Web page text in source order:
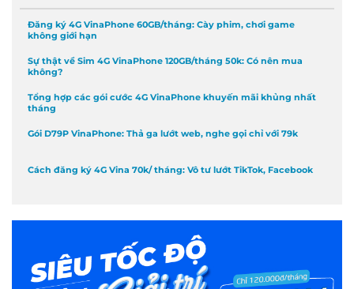
Đăng ký 4G VinaPhone 60GB/tháng: Cày phim, chơi game
không giới hạn
Sự thật về Sim 4G VinaPhone 120GB/tháng 50k: Có nên mua
không?
Tổng hợp các gói cước 4G VinaPhone khuyến mãi khủng nhất
tháng
Gói D79P VinaPhone: Thả ga lướt web, nghe gọi chỉ với 79k
Cách đăng ký 4G Vina 70k/ tháng: Vô tư lướt TikTok, Facebook